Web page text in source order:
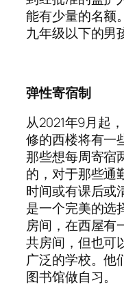
能有少量的名额
九年级以下的男
弹性寄宿制
从2021年9月起
修的西楼将有一
那些想每周寄宿
的，对于那些通
时间或有课后或
是一个完美的选
房间，在西屋有
共房间，但也可
广泛的学校。他
图书馆做自习。